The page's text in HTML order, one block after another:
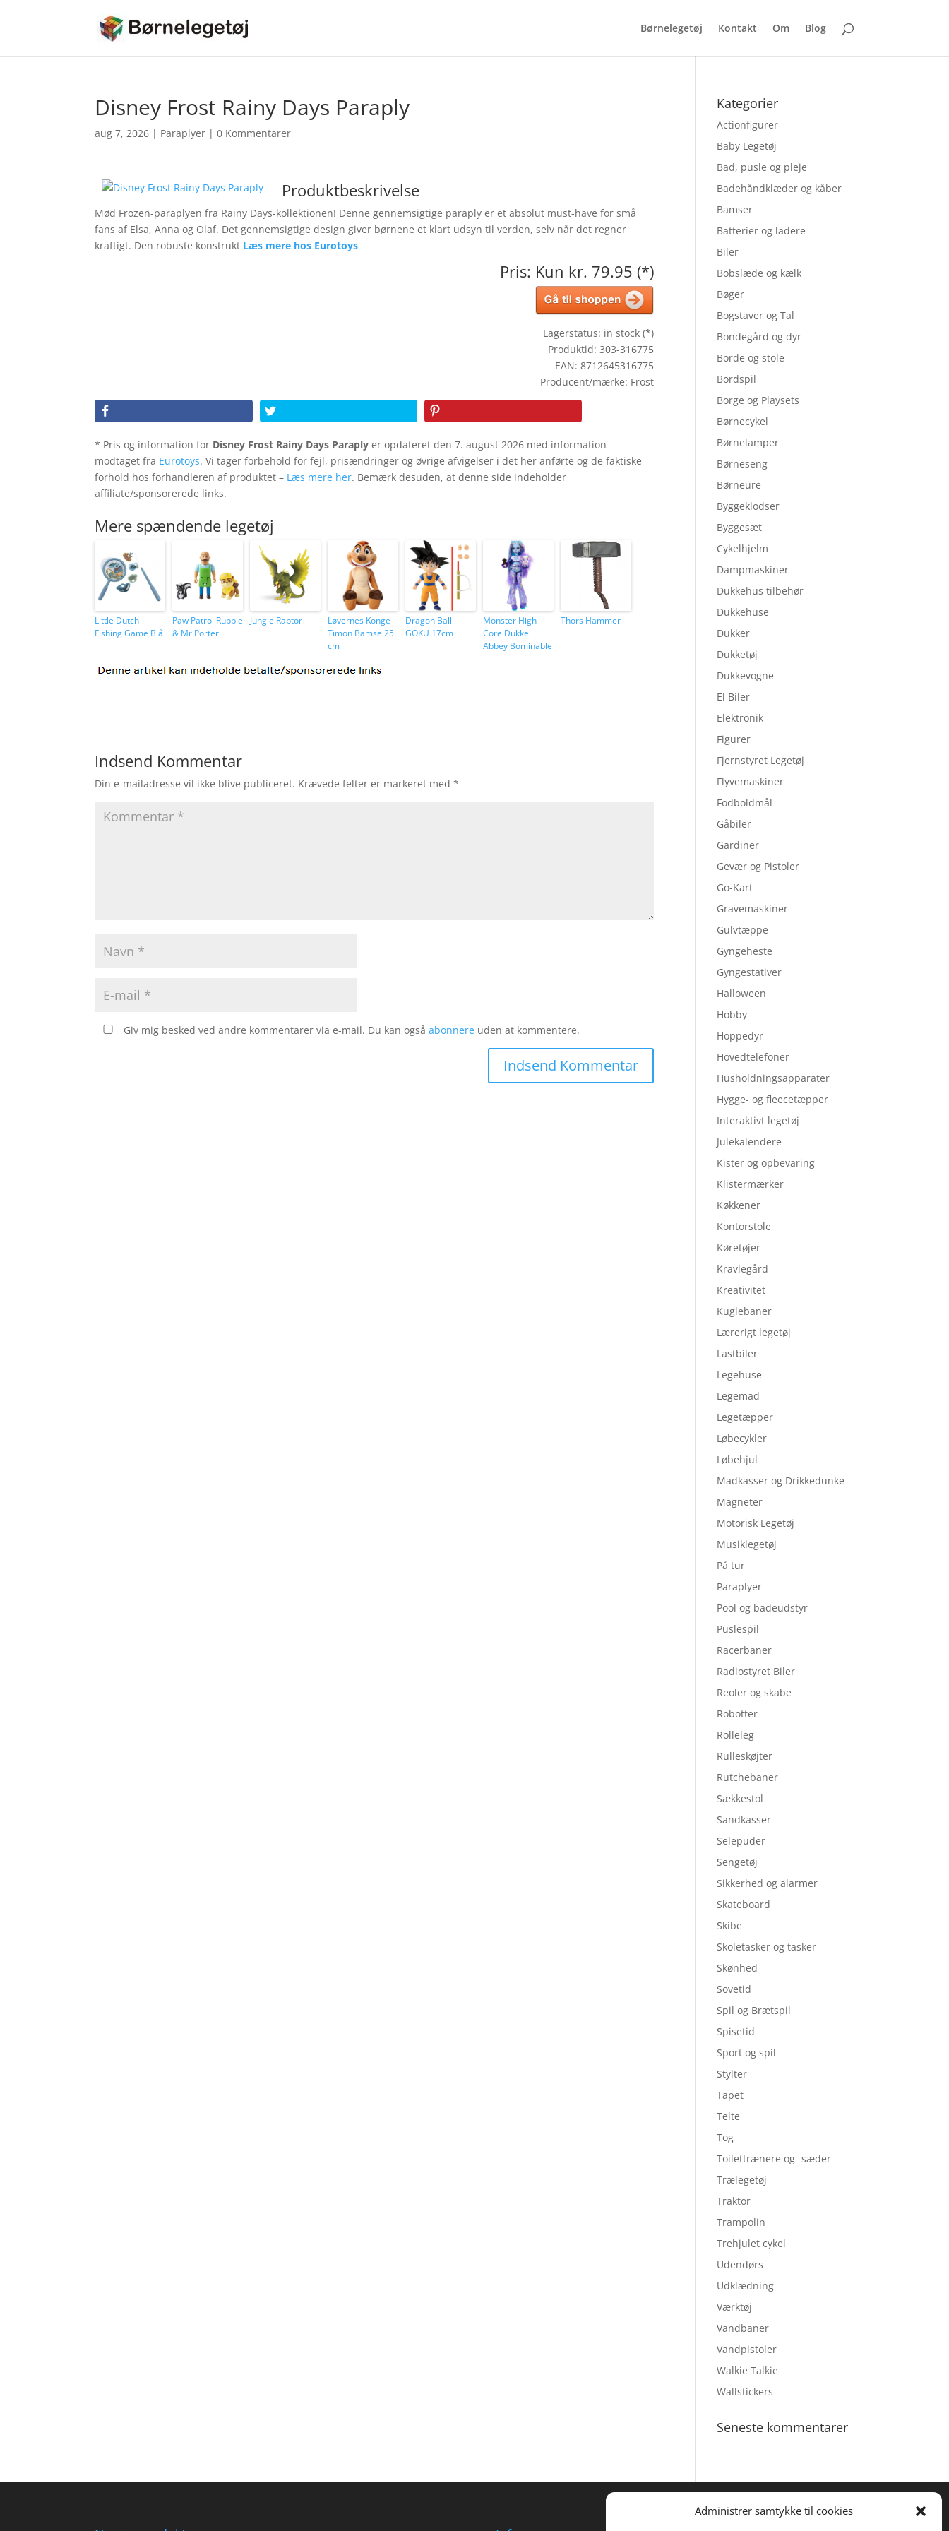
Administrer samtykke til cookies
Børnelegetøj Kontakt Om Blog
Disney Frost Rainy Days Paraply
aug 7, 2026 | Paraplyer |0 Kommentarer
Produktbeskrivelse
Mød Frozen-paraplyen fra Rainy Days-kollektionen! Denne gennemsigtige paraply er et absolut must-have for små
fans af Elsa, Anna og Olaf. Det gennemsigtige design giver børnene et klart udsyn til verden, selv når det regner
kraftigt. Den robuste konstrukt Læs mere hos Eurotoys
Pris: Kun kr. 79.95 (*)
Lagerstatus: in stock (*)
Produktid: 303-316775
EAN: 8712645316775
Producent/mærke: Frost
* Pris og information for Disney Frost Rainy Days Paraply er opdateret den 7. august 2026 med information
modtaget fra Eurotoys. Vi tager forbehold for fejl, prisændringer og øvrige afvigelser i det her anførte og de faktiske
forhold hos forhandleren af produktet – Læs mere her. Bemærk desuden, at denne side indeholder
affiliate/sponsorerede links.
Mere spændende legetøj
Little Dutch
Fishing Game Blå
Paw Patrol Rubble
& Mr Porter
Jungle Raptor
Løvernes Konge
Timon Bamse 25
cm
Dragon Ball
GOKU 17cm
Monster High
Core Dukke
Abbey Bominable
Thors Hammer
Indsend Kommentar
Din e-mailadresse vil ikke blive publiceret. Krævede felter er markeret med*
Giv mig besked ved andre kommentarer via e-mail. Du kan ogsåabonnere uden at kommentere.
Kategorier
Actionfigurer
Baby Legetøj
Bad, pusle og pleje
Badehåndklæder og kåber
Bamser
Batterier og ladere
Biler
Bobslæde og kælk
Bøger
Bogstaver og Tal
Bondegård og dyr
Borde og stole
Bordspil
Borge og Playsets
Børnecykel
Børnelamper
Børneseng
Børneure
Byggeklodser
Byggesæt
Cykelhjelm
Dampmaskiner
Dukkehus tilbehør
Dukkehuse
Dukker
Dukketøj
Dukkevogne
El Biler
Elektronik
Figurer
Fjernstyret Legetøj
Flyvemaskiner
Fodboldmål
Gåbiler
Gardiner
Gevær og Pistoler
Go-Kart
Gravemaskiner
Gulvtæppe
Gyngeheste
Gyngestativer
Halloween
Hobby
Hoppedyr
Hovedtelefoner
Husholdningsapparater
Hygge- og fleecetæpper
Interaktivt legetøj
Julekalendere
Kister og opbevaring
Klistermærker
Køkkener
Kontorstole
Køretøjer
Kravlegård
Kreativitet
Kuglebaner
Lærerigt legetøj
Lastbiler
Legehuse
Legemad
Legetæpper
Løbecykler
Løbehjul
Madkasser og Drikkedunke
Magneter
Motorisk Legetøj
Musiklegetøj
På tur
Paraplyer
Pool og badeudstyr
Puslespil
Racerbaner
Radiostyret Biler
Reoler og skabe
Robotter
Rolleleg
Rulleskøjter
Rutchebaner
Sækkestol
Sandkasser
Selepuder
Sengetøj
Sikkerhed og alarmer
Skateboard
Skibe
Skoletasker og tasker
Skønhed
Sovetid
Spil og Brætspil
Spisetid
Sport og spil
Stylter
Tapet
Telte
Tog
Toilettrænere og -sæder
Trælegetøj
Traktor
Trampolin
Trehjulet cykel
Udendørs
Udklædning
Værktøj
Vandbaner
Vandpistoler
Walkie Talkie
Wallstickers
Seneste kommentarer